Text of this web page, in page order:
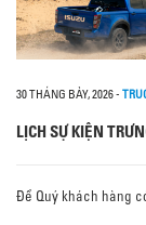
30 THÁNG BẢY, 2026-
LỊCH SỰ KIỆN
Để Quý khách hàng